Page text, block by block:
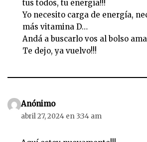
tus todos, tu energía!!!
Yo necesito carga de energía,
más vitamina D…
Andá a buscarlo vos al bolso
Te dejo, ya vuelvo!!!
Anónimo
abril 27, 2024 en 3:34 am